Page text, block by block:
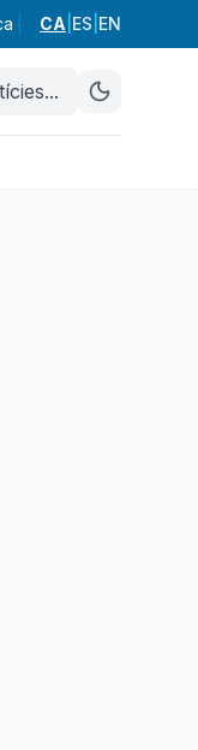
de BarberàGarraf
CA ES EN
...